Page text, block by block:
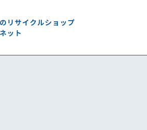
リサイクルショップ
ット